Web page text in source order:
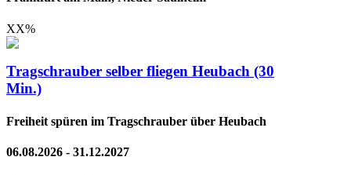
XX%
Tragschrauber selber fliegen Heubach (30
Min.)
Freiheit spüren im Tragschrauber über Heubach
06.08.2026 - 31.12.2027